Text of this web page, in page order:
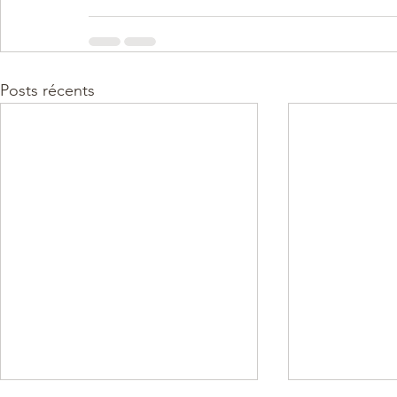
Posts récents